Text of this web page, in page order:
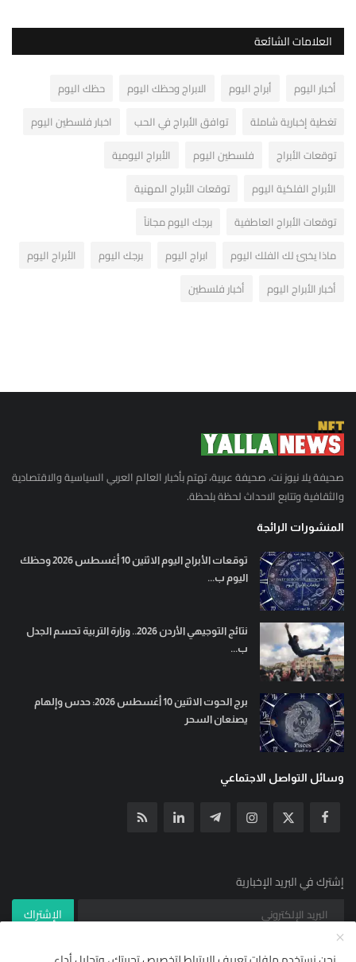
العلامات الشائعة
أخبار اليوم أبراج اليوم الابراج وحظك اليوم
حظك اليوم
تغطية إخبارية شاملة
توافق الأبراج في الحب
اخبار فلسطين اليوم
توقعات الأبراج
فلسطين اليوم
الأبراج اليومية
الأبراج الفلكية اليوم
توقعات الأبراج المهنية
توقعات الأبراج العاطفية
برجك اليوم مجاناً
ماذا يخبئ لك الفلك اليوم
ابراج اليوم برجك اليوم
الأبراج اليوم
أخبار الأبراج اليوم
أخبار فلسطين
صحيفة يلا نيوز نت، صحيفة عربية، تهتم بأخبار العالم العربي السياسية والاقتصادية
والثقافية وتتابع الاحداث لحظة بلحظة.
المنشورات الرائجة
توقعات الأبراج اليوم الاثنين 10 أغسطس 2026 وحظك
اليوم ب...
نتائج التوجيهي الأردن 2026.. وزارة التربية تحسم الجدل
ب...
برج الحوت الاثنين 10 أغسطس 2026: حدس وإلهام
يصنعان السحر
وسائل التواصل الاجتماعي
إشترك في البريد الإخبارية
الإشتراك